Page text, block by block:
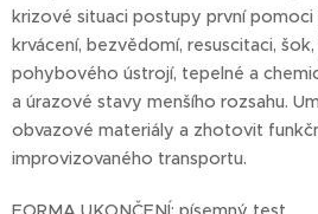
krizové situaci postupy první pomoci
krvácení, bezvědomí, resuscitaci, šok,
pohybového ústrojí, tepelné a
a úrazové stavy menšího rozsahu.
obvazové materiály a zhotovit
improvizovaného transportu.